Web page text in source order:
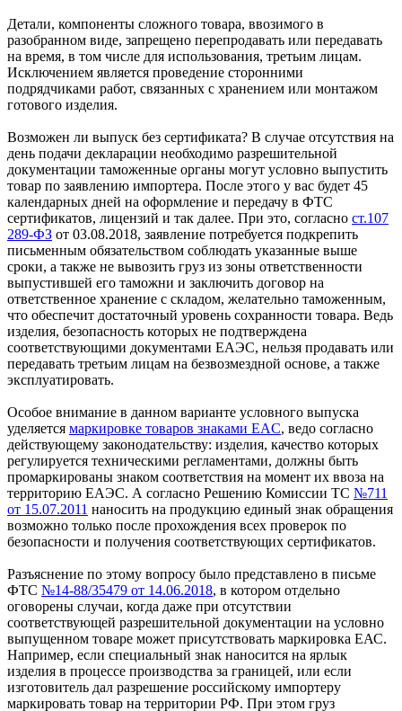
Детали, компоненты сложного товара, ввозимого в
разобранном виде, запрещено перепродавать или передавать
на время, в том числе для использования, третьим лицам.
Исключением является проведение сторонними
подрядчиками работ, связанных с хранением или монтажом
готового изделия.
Возможен ли выпуск без сертификата? В случае отсутствия на
день подачи декларации необходимо разрешительной
документации таможенные органы могут условно выпустить
товар по заявлению импортера. После этого у вас будет 45
календарных дней на оформление и передачу в ФТС
сертификатов, лицензий и так далее. При это, согласно ст.107
289-ФЗ от 03.08.2018, заявление потребуется подкрепить
письменным обязательством соблюдать указанные выше
сроки, а также не вывозить груз из зоны ответственности
выпустившей его таможни и заключить договор на
ответственное хранение с складом, желательно таможенным,
что обеспечит достаточный уровень сохранности товара. Ведь
изделия, безопасность которых не подтверждена
соответствующими документами ЕАЭС, нельзя продавать или
передавать третьим лицам на безвозмездной основе, а также
эксплуатировать.
Особое внимание в данном варианте условного выпуска
уделяется маркировке товаров знаками EAC, ведо согласно
действующему законодательству: изделия, качество которых
регулируется техническими регламентами, должны быть
промаркированы знаком соответствия на момент их ввоза на
территорию ЕАЭС. А согласно Решению Комиссии ТС №711
от 15.07.2011 наносить на продукцию единый знак обращения
возможно только после прохождения всех проверок по
безопасности и получения соответствующих сертификатов.
Разъяснение по этому вопросу было представлено в письме
ФТС №14-88/35479 от 14.06.2018, в котором отдельно
оговорены случаи, когда даже при отсутствии
соответствующей разрешительной документации на условно
выпущенном товаре может присутствовать маркировка ЕАС.
Например, если специальный знак наносится на ярлык
изделия в процессе производства за границей, или если
изготовитель дал разрешение российскому импортеру
маркировать товар на территории РФ. При этом груз